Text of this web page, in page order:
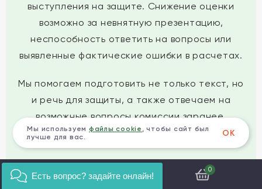
выступления на защите. Снижение оценки
возможно за невнятную презентацию,
неспособность ответить на вопросы или
выявленные фактические ошибки в расчетах.
Мы помогаем подготовить не только текст, но
и речь для защиты, а также отвечаем на
возможные вопросы комиссии заранее,
моделируя ситуацию защиты.
Тематика ВКР 0
Мы используем файлы cookie , чтобы сайт был
лучше для вас.
ОК
Есть вопрос? задайте онлайн!